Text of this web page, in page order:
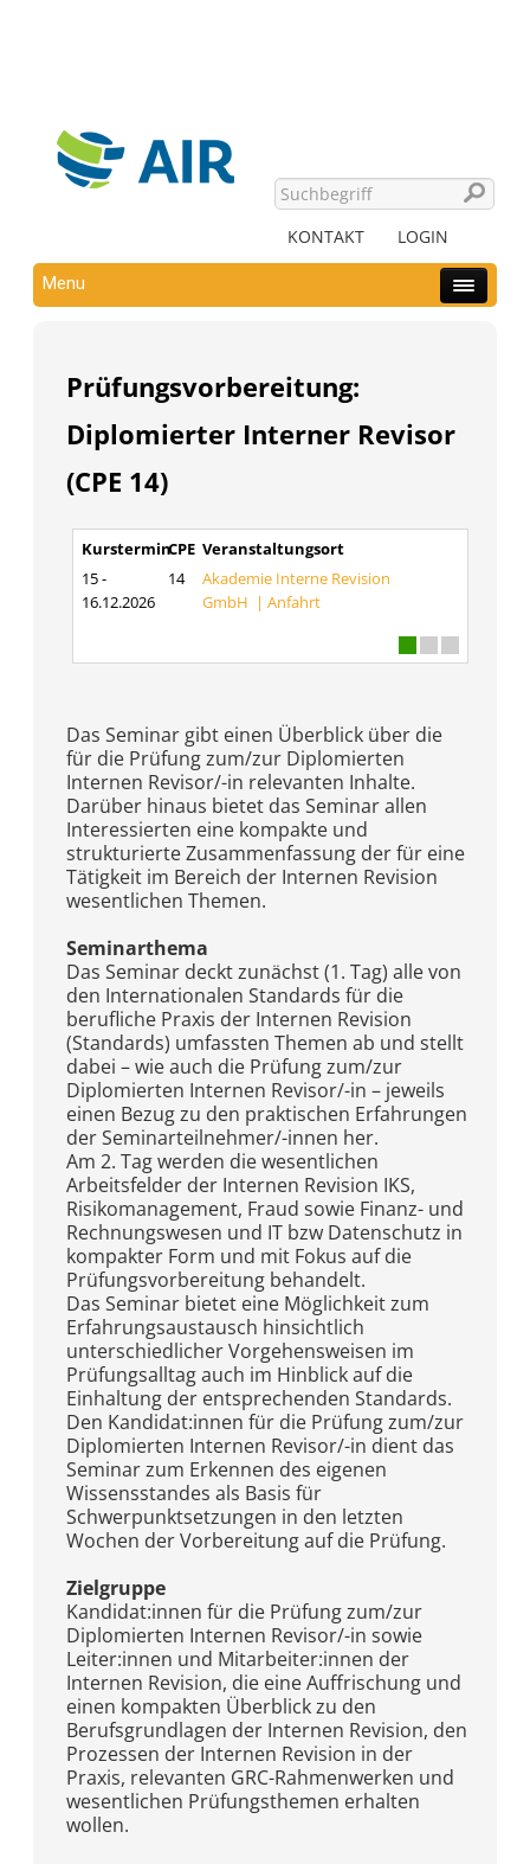
KONTAKT LOGIN
Menu
Prüfungsvorbereitung:
Diplomierter Interner Revisor
(CPE 14)
KursterminCPE Veranstaltungsort
15 -
16.12.2026
14
Akademie Interne Revision
GmbH |Anfahrt
Das Seminar gibt einen Überblick über die
für die Prüfung zum/zur Diplomierten
Internen Revisor/-in relevanten Inhalte.
Darüber hinaus bietet das Seminar allen
Interessierten eine kompakte und
strukturierte Zusammenfassung der für eine
Tätigkeit im Bereich der Internen Revision
wesentlichen Themen.
Seminarthema
Das Seminar deckt zunächst (1. Tag) alle von
den Internationalen Standards für die
berufliche Praxis der Internen Revision
(Standards) umfassten Themen ab und stellt
dabei – wie auch die Prüfung zum/zur
Diplomierten Internen Revisor/-in – jeweils
einen Bezug zu den praktischen Erfahrungen
der Seminarteilnehmer/-innen her.
Am 2. Tag werden die wesentlichen
Arbeitsfelder der Internen Revision IKS,
Risikomanagement, Fraud sowie Finanz- und
Rechnungswesen und IT bzw Datenschutz in
kompakter Form und mit Fokus auf die
Prüfungsvorbereitung behandelt.
Das Seminar bietet eine Möglichkeit zum
Erfahrungsaustausch hinsichtlich
unterschiedlicher Vorgehensweisen im
Prüfungsalltag auch im Hinblick auf die
Einhaltung der entsprechenden Standards.
Den Kandidat:innen für die Prüfung zum/zur
Diplomierten Internen Revisor/-in dient das
Seminar zum Erkennen des eigenen
Wissensstandes als Basis für
Schwerpunktsetzungen in den letzten
Wochen der Vorbereitung auf die Prüfung.
Zielgruppe
Kandidat:innen für die Prüfung zum/zur
Diplomierten Internen Revisor/-in sowie
Leiter:innen und Mitarbeiter:innen der
Internen Revision, die eine Auffrischung und
einen kompakten Überblick zu den
Berufsgrundlagen der Internen Revision, den
Prozessen der Internen Revision in der
Praxis, relevanten GRC-Rahmenwerken und
wesentlichen Prüfungsthemen erhalten
wollen.